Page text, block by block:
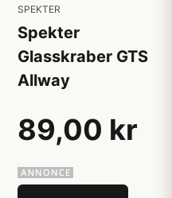
SPEKTER
Spekter
Glasskraber GTS
Allway
89,00 kr